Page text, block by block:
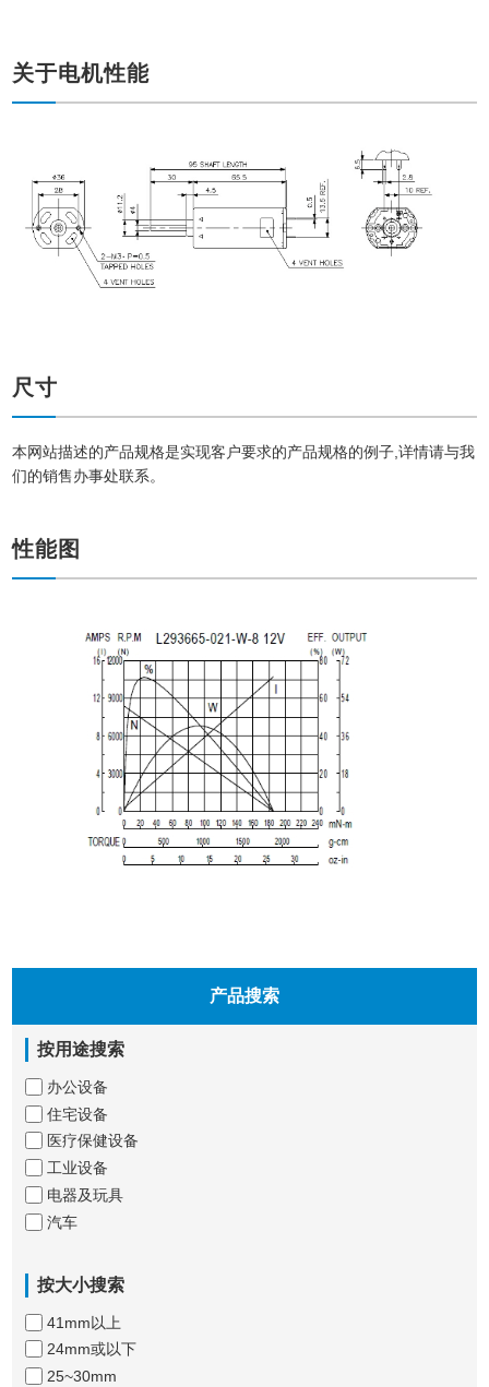
关于电机性能
尺寸
本网站描述的产品规格是实现客户要求的产品规格的例子,详情请与我
们的销售办事处联系。
性能图
产品搜索
按用途搜索
办公设备
住宅设备
医疗保健设备
工业设备
电器及玩具
汽车
按大小搜索
41mm以上
24mm或以下
25~30mm